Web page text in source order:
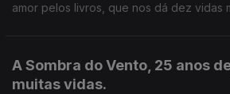
amor pelos livros, que nos dá dez vidas
Caetano, fala-se também do Festival
quarta-feita no Porto, o maior
A Sombra do Vento, 25 anos
muitas vidas.